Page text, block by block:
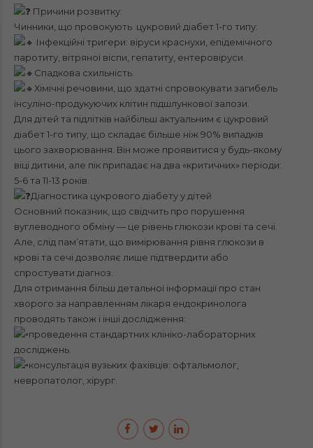
Причини розвитку:
Чинники, що провокують цукровий діабет 1-го типу:
Інфекційні тригери: віруси краснухи, епідемічного
паротиту, вітряної віспи, гепатиту, ентеровіруси.
Спадкова схильність.
Хімічні речовини, що здатні спровокувати загибель
інсуліно-продукуючих клітин підшлункової залози.
Для дітей та підлітків найбільш актуальним є цукровий
діабет 1-го типу, що складає більше ніж 90% випадків
цього захворювання. Він може проявитися у будь-якому
віці дитини, але пік припадає на два «критичних» періоди:
5-6 та 11-13 років.
Діагностика цукрового діабету у дітей
Основний показник, що свідчить про порушення
вуглеводного обміну — це рівень глюкози крові та сечі.
Але, слід пам’ятати, що вимірювання рівня глюкози в
крові та сечі дозволяє лише підтвердити або
спростувати діагноз.
Для отримання більш детальної інформації про стан
хворого за направленням лікаря ендокринолога
проводять також і інші дослідження:
проведення стандартних клініко-лабораторних
досліджень.
консультація вузьких фахівців: офтальмолог,
невропатолог, хірург.